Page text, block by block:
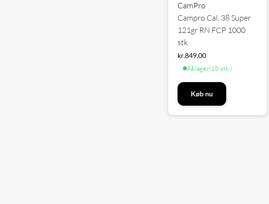
CamPro
Campro Cal. 38 Super
121gr RN FCP 1000
stk
kr.849,00
På lager(10 stk.)
Køb nu